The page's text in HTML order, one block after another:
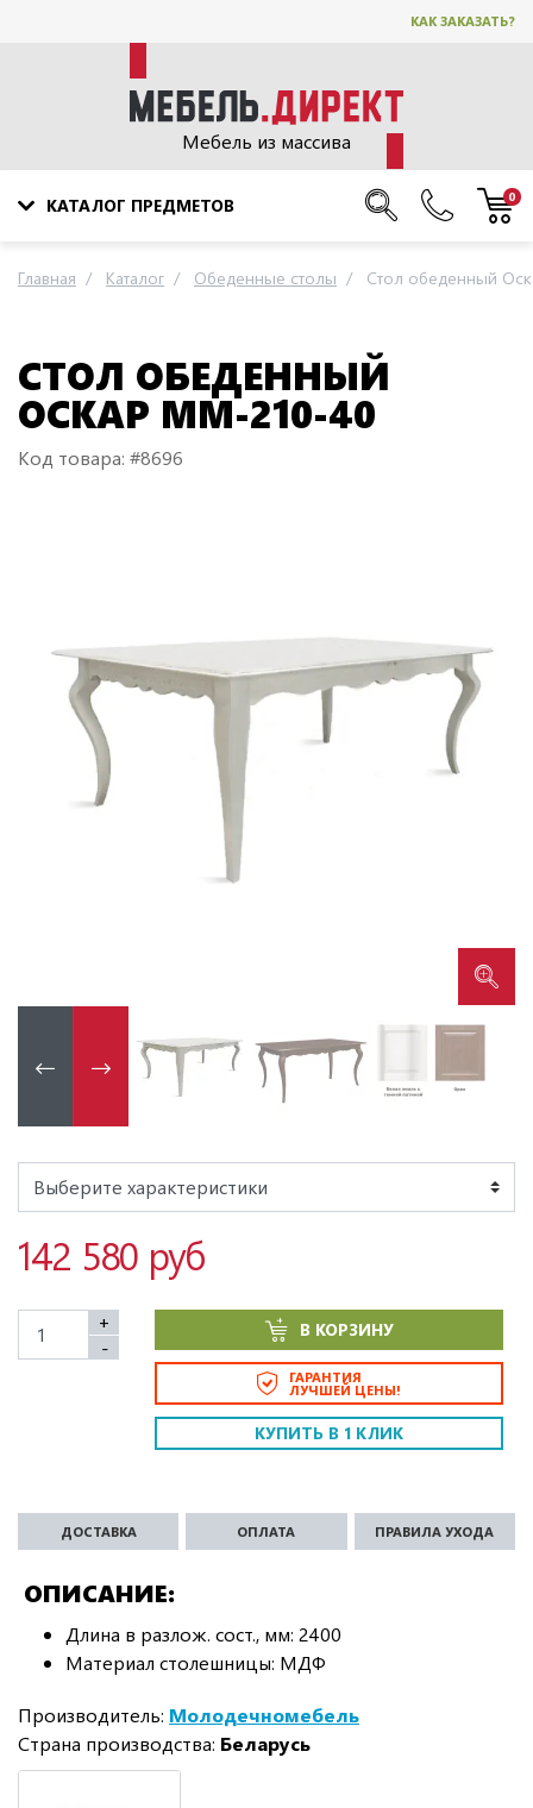
КАК ЗАКАЗАТЬ?
Мебель из массива
КАТАЛОГ ПРЕДМЕТОВ 0
Главная Каталог Обеденные столы Стол обеденный
СТОЛ ОБЕДЕННЫЙ
ОСКАР ММ-210-40
Код товара: #8696
142 580 руб
+
-
В КОРЗИНУ
ГАРАНТИЯ
ЛУЧШЕЙ ЦЕНЫ!
КУПИТЬ В 1 КЛИК
ОПИСАНИЕ
ДОСТАВКА ОПЛАТА ПРАВИЛА УХОДА
Длина в разлож. сост., мм: 2400
Материал столешницы: МДФ
Производитель: Молодечномебель
Страна производства: Беларусь